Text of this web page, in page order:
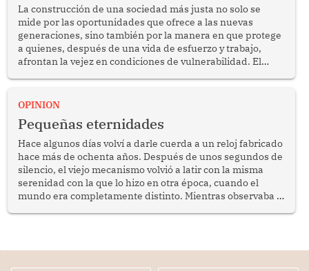
La construcción de una sociedad más justa no solo se
mide por las oportunidades que ofrece a las nuevas
generaciones, sino también por la manera en que protege
a quienes, después de una vida de esfuerzo y trabajo,
afrontan la vejez en condiciones de vulnerabilidad. El
bimestrales el subsidio que reciben los beneficiarios del
reflexionar sobre la importancia de fortalecer las políticas
públicas dirigidas a los adultos mayores en pobreza.
OPINION
Pequeñas eternidades
Hace algunos días volví a darle cuerda a un reloj fabricado
hace más de ochenta años. Después de unos segundos de
silencio, el viejo mecanismo volvió a latir con la misma
serenidad con la que lo hizo en otra época, cuando el
mundo era completamente distinto. Mientras observaba el